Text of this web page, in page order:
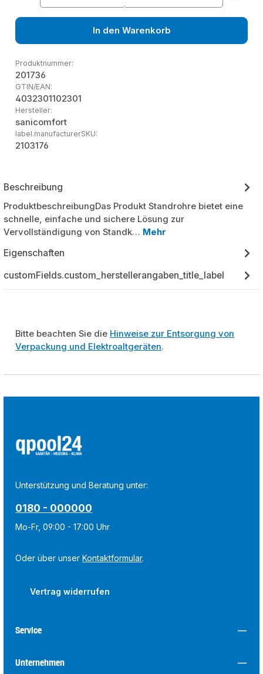
In den Warenkorb
Produktnummer:
201736
GTIN/EAN:
4032301102301
Hersteller:
sanicomfort
label.manufacturerSKU:
2103176
Beschreibung
ProduktbeschreibungDas Produkt Standrohre bietet eine
schnelle, einfache und sichere Lösung zur
Vervollständigung von Standk… Mehr
Eigenschaften
customFields.custom_herstellerangaben_title_label
Bitte beachten Sie die Hinweise zur Entsorgung von
Verpackung und Elektroaltgeräten.
Unterstützung und Beratung unter:
0180 - 000000
Mo-Fr, 09:00 - 17:00 Uhr
Oder über unserKontaktformular.
Vertrag widerrufen
Service
Unternehmen